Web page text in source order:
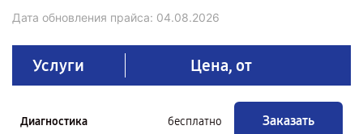
Дата обновления прайса: 04.08.2026
Услуги Цена, от
Диагностика бесплатно Заказать